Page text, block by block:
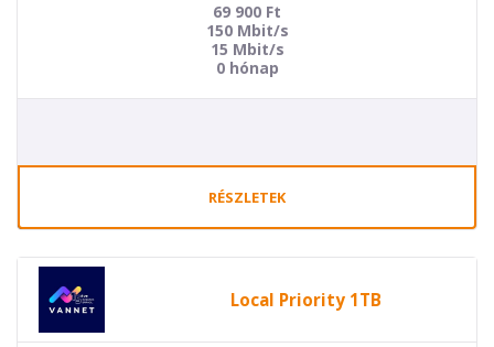
69 900 Ft
150 Mbit/s
15 Mbit/s
0 hónap
RÉSZLETEK
Local Priority 1TB